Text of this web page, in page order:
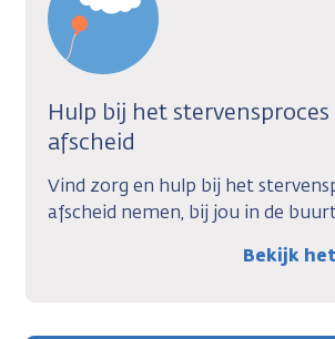
Hulp bij het stervensproces
afscheid
Vind zorg en hulp bij het
afscheid nemen, bij jou in de
Bekijk